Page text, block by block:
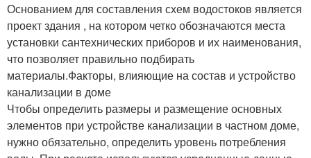
Основанием для составления схем водостоков является
проект здания , на котором четко обозначаются места
установки сантехнических приборов и их наименования,
что позволяет правильно подбирать
материалы.Факторы, влияющие на состав и устройство
канализации в доме
Чтобы определить размеры и размещение основных
элементов при устройстве канализации в частном доме,
нужно обязательно, определить уровень потребления